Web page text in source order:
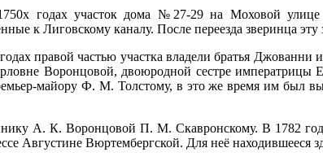
годах участок дома №27-29 на Моховой улице
к Лиговскому каналу. После переезда зверинца
правой частью участка владели братья
Воронцовой, двоюродной сестре императрицы
майору Ф. М. Толстому, в это же время им был
А. К. Воронцовой П. М. Скавронскому. В 1782
Августине Вюртембергской. Для неё